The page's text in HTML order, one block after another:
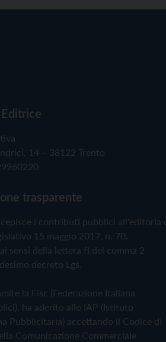
14 – 38122 Trento
trasparente
i contributi pubblici all'editoria
15 maggio 2017, n. 70.
sensi della lettera f) del comma 2
decreto Lgs.
la Fisc (Federazione Italiana
ha aderito allo IAP (Istituto
Pubblicitaria) accettando il Codice di
Comunicazione Commerciale